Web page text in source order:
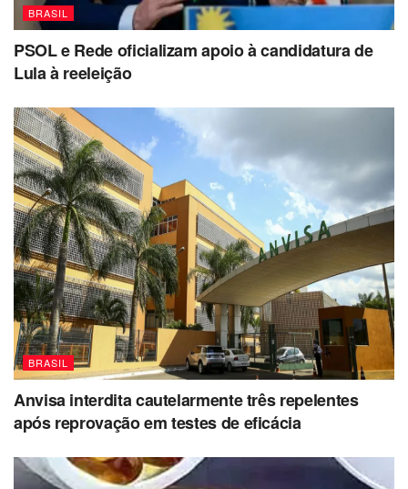
BRASIL
PSOL e Rede oficializam apoio à candidatura de
Lula à reeleição
BRASIL
Anvisa interdita cautelarmente três repelentes
após reprovação em testes de eficácia